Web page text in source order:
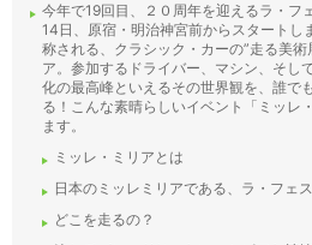
今年で19回目、２０周年を迎えるラ・フ
14日、原宿・明治神宮前からスタートし
称される、クラシック・カーの”走る美
ア。参加するドライバー、マシン、そし
化の最高峰といえるその世界観を、誰で
る！こんな素晴らしいイベント「ミッレ
ます。
ミッレ・ミリアとは
日本のミッレミリアである、ラ・フェ
どこを走るの？